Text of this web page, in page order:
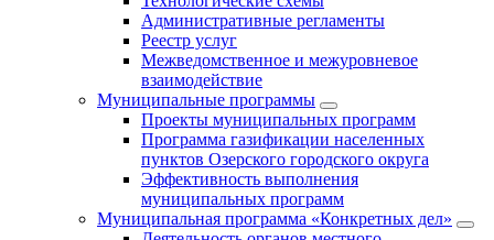
Административные регламенты
Реестр услуг
Межведомственное и межуровневое
взаимодействие
Муниципальные программы
Проекты муниципальных программ
Программа газификации населенных
пунктов Озерского городского округа
Эффективность выполнения
муниципальных программ
Муниципальная программа «Конкретных дел»